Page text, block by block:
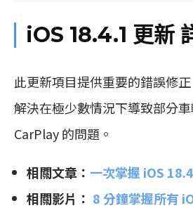
iOS 18.4.1 更新
此更新項目提供重要的錯誤修
解決在極少數情況下導致部分
CarPlay 的問題。
相關文章： 一次掌握 iOS
相關影片： 8 分鐘掌握所有